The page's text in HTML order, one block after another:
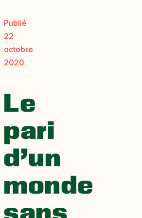
Publié
22
octobre
2020
Le
pari
d’un
monde